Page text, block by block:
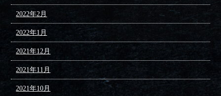
2022年2月
2022年1月
2021年12月
2021年11月
2021年10月